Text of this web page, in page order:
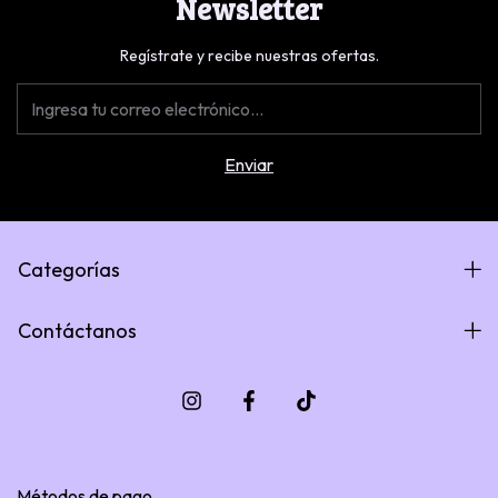
Newsletter
Regístrate y recibe nuestras ofertas.
Categorías
Contáctanos